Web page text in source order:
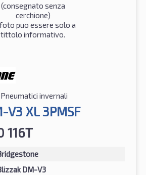
(consegnato senza
cerchione)
puo essere solo a
tittolo informativo.
Pneumatici invernali
V3 XL 3PMSF
116T
DM-V3